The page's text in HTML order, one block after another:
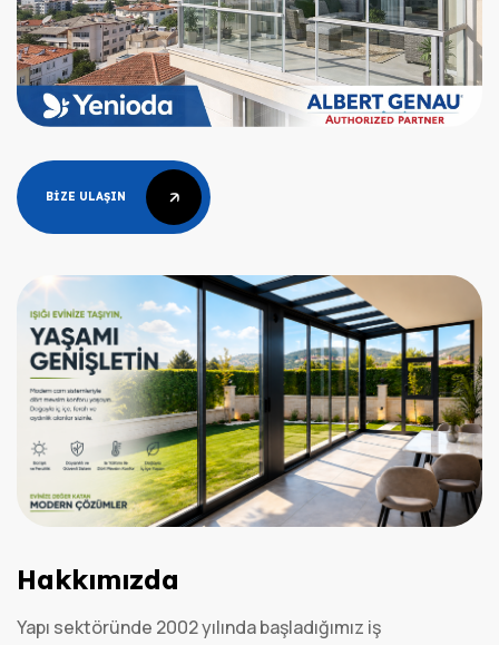
BIZE ULAŞIN
Hakkımızda
Yapı sektöründe 2002 yılında başladığımız iş